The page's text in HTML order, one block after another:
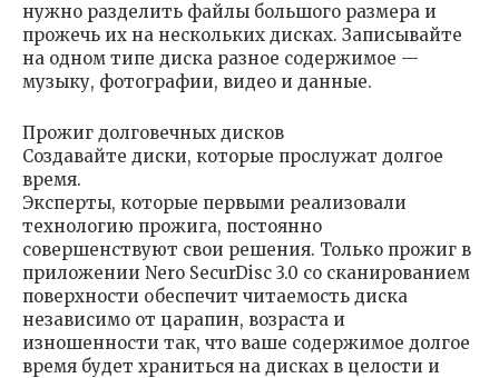
нужно разделить файлы большого размера и
прожечь их на нескольких дисках. Записывайте
на одном типе диска разное содержимое —
музыку, фотографии, видео и данные.
Прожиг долговечных дисков
Создавайте диски, которые прослужат долгое
время.
Эксперты, которые первыми реализовали
технологию прожига, постоянно
совершенствуют свои решения. Только прожиг в
приложении Nero SecurDisc 3.0 со сканированием
поверхности обеспечит читаемость диска
независимо от царапин, возраста и
изношенности так, что ваше содержимое долгое
время будет храниться на дисках в целости и